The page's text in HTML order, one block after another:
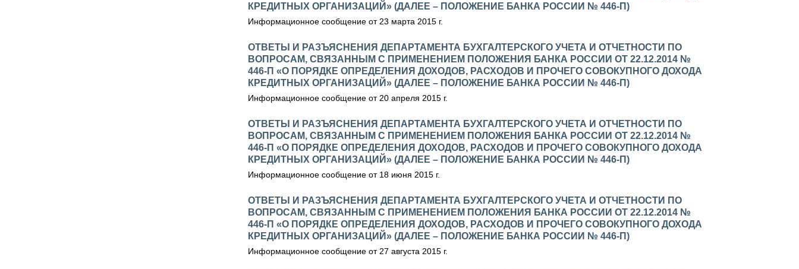
КРЕДИТНЫХ ОРГАНИЗАЦИЙ» (ДАЛЕЕ – ПОЛОЖЕНИЕ БАНКА РОССИИ № 446-П)
Информационное сообщение от 23 марта 2015 г.
ОТВЕТЫ И РАЗЪЯСНЕНИЯ ДЕПАРТАМЕНТА БУХГАЛТЕРСКОГО УЧЕТА И ОТЧЕТНОСТИ ПО
ВОПРОСАМ, СВЯЗАННЫМ С ПРИМЕНЕНИЕМ ПОЛОЖЕНИЯ БАНКА РОССИИ ОТ 22.12.2014 №
446-П «О ПОРЯДКЕ ОПРЕДЕЛЕНИЯ ДОХОДОВ, РАСХОДОВ И ПРОЧЕГО СОВОКУПНОГО ДОХОДА
КРЕДИТНЫХ ОРГАНИЗАЦИЙ» (ДАЛЕЕ – ПОЛОЖЕНИЕ БАНКА РОССИИ № 446-П)
Информационное сообщение от 20 апреля 2015 г.
ОТВЕТЫ И РАЗЪЯСНЕНИЯ ДЕПАРТАМЕНТА БУХГАЛТЕРСКОГО УЧЕТА И ОТЧЕТНОСТИ ПО
ВОПРОСАМ, СВЯЗАННЫМ С ПРИМЕНЕНИЕМ ПОЛОЖЕНИЯ БАНКА РОССИИ ОТ 22.12.2014 №
446-П «О ПОРЯДКЕ ОПРЕДЕЛЕНИЯ ДОХОДОВ, РАСХОДОВ И ПРОЧЕГО СОВОКУПНОГО ДОХОДА
КРЕДИТНЫХ ОРГАНИЗАЦИЙ» (ДАЛЕЕ – ПОЛОЖЕНИЕ БАНКА РОССИИ № 446-П)
Информационное сообщение от 18 июня 2015 г.
ОТВЕТЫ И РАЗЪЯСНЕНИЯ ДЕПАРТАМЕНТА БУХГАЛТЕРСКОГО УЧЕТА И ОТЧЕТНОСТИ ПО
ВОПРОСАМ, СВЯЗАННЫМ С ПРИМЕНЕНИЕМ ПОЛОЖЕНИЯ БАНКА РОССИИ ОТ 22.12.2014 №
446-П «О ПОРЯДКЕ ОПРЕДЕЛЕНИЯ ДОХОДОВ, РАСХОДОВ И ПРОЧЕГО СОВОКУПНОГО ДОХОДА
КРЕДИТНЫХ ОРГАНИЗАЦИЙ» (ДАЛЕЕ – ПОЛОЖЕНИЕ БАНКА РОССИИ № 446-П)
Информационное сообщение от 27 августа 2015 г.